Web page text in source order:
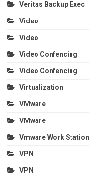
Veritas Backup Exec
Video
Video
Video Confencing
Video Confencing
Virtualization
VMware
VMware
Vmware Work Station
VPN
VPN